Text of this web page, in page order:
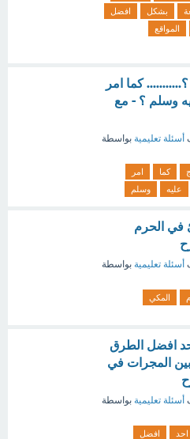
بشكل
افضل
المواقع
كما امر
وسلم ؟ - مع
أسئلة تعليمية بواسطة
كما
امر
عليه وسلم
في الحرم
أسئلة تعليمية بواسطة
المكي
افضل الطرق
المجرات في
أسئلة تعليمية بواسطة
احد
افضل